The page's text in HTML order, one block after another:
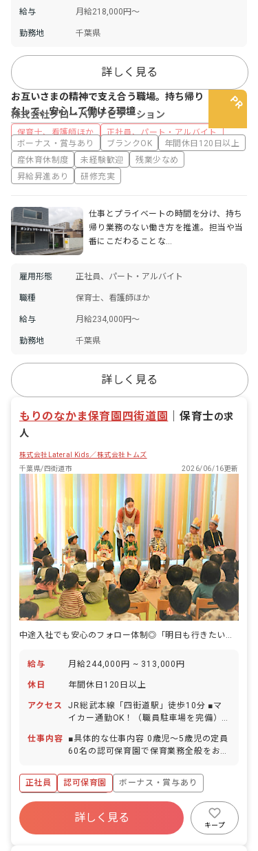
給与 月給218,000円～
勤務地 千葉県
詳しく見る
株式会社グローバルナビゲーション
保育士、看護師ほか 正社員、パート・アルバイト
お互いさまの精神で支え合う職場。持ち帰り
なしで、安心して働ける環境
ボーナス・賞与あり ブランクOK
年間休日120日以上
産休育休制度
未経験歓迎
残業少なめ
昇給昇進あり
研修充実
仕事とプライベートの時間を分け、持ち
帰り業務のない働き方を推進。担当や当
番にこだわることな…
雇用形態 正社員、パート・アルバイト
職種 保育士、看護師ほか
給与 月給234,000円〜
勤務地 千葉県
詳しく見る
もりのなかま保育園四街道園 保育士の求
人
株式会社Lateral Kids／株式会社トムズ
千葉県/四街道市
2026/06/16更新
中途入社でも安心のフォロー体制◎「明日も行きたい」と思える職場で働こう！
給与 月給244,000円 ~ 313,000円
休日 年間休日120日以上
アクセス
JR総武本線「四街道駅」徒歩10分 ■マ
イカー通勤OK！（職員駐車場を完備）
ットもあり、お仕事後のお買い物にも便
利です。
仕事内容
■具体的な仕事内容 0歳児～5歳児の定員
60名の認可保育園で保育業務全般をお願
・保護者対応 など ◆保育の様子は
Instagramで公開中。ぜひご覧くださ
い。
https://www.instagram.com/
正社員 認可保育園
ボーナス・賞与あり
年間休日120日以上
寮・住宅・家賃補助あり
社会保険完備
詳しく見る
キープ